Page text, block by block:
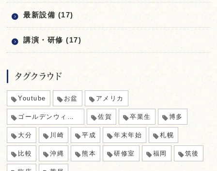
最新設備 (17)
講演・研修 (17)
タグクラウド
Youtube お盆 アメリカ
ゴールデンウィーク 佐賀 卒業生 博多
大分 川崎 平成 年末年始 札幌
比較 沖縄 熊本 研修室 福岡 筑後